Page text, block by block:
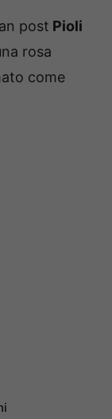
post Pioli
rosa
come